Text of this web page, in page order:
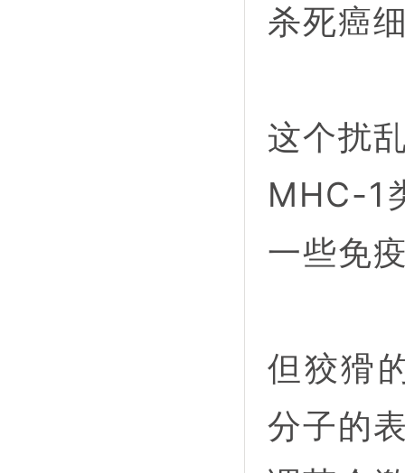
杀死癌
这个扰
MHC-1
一些免
但狡猾
分子的